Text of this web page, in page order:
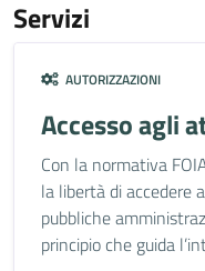
Servizi
AUTORIZZAZIONI
Accesso agli
Con la normativa
la libertà di accedere
pubbliche
principio che guida